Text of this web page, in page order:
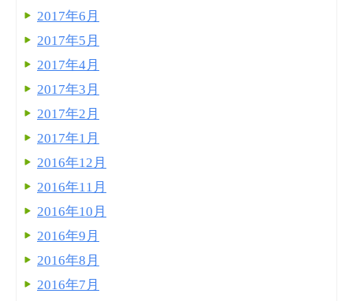
2017年6月
2017年5月
2017年4月
2017年3月
2017年2月
2017年1月
2016年12月
2016年11月
2016年10月
2016年9月
2016年8月
2016年7月